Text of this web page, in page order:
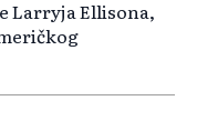
Larryja Ellisona,